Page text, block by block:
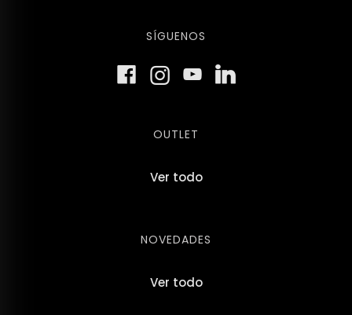
SÍGUENOS
OUTLET
Ver todo
NOVEDADES
Ver todo